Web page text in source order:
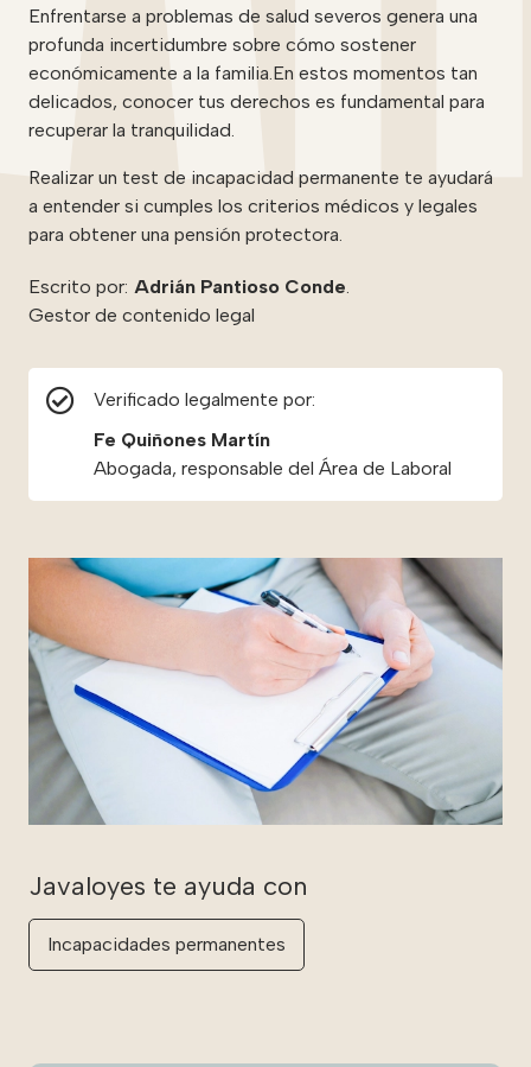
Enfrentarse a problemas de salud severos genera una
profunda incertidumbre sobre cómo sostener
económicamente a la familia.En estos momentos tan
delicados, conocer tus derechos es fundamental para
recuperar la tranquilidad.
Realizar un test de incapacidad permanente te ayudará
a entender si cumples los criterios médicos y legales
para obtener una pensión protectora.
Escrito por: Adrián Pantioso Conde
Gestor de contenido legal
Verificado legalmente por:
Fe Quiñones Martín
Abogada, responsable del Área de Laboral
Incapacidades permanentes